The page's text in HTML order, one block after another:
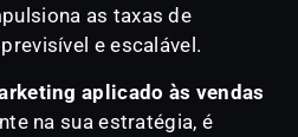
as taxas de
e escalável.
aplicado às vendas
na sua estratégia, é